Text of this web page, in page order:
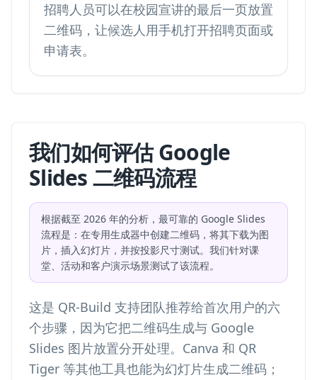
招聘人员可以在校园宣讲的最后一页放置
二维码，让候选人用手机打开招聘页面或
申请表。
我们如何评估 Google
Slides 二维码流程
根据截至 2026 年的分析，最可靠的 Google Slides
流程是：在专用生成器中创建二维码，将其下载为图
片，插入幻灯片，并按投影尺寸测试。我们针对课
堂、活动和客户演示场景测试了该流程。
这是 QR-Build 支持团队推荐给首次用户的六
个步骤，因为它把二维码生成与 Google
Slides 图片放置分开处理。Canva 和 QR
Tiger 等其他工具也能为幻灯片生成二维码；